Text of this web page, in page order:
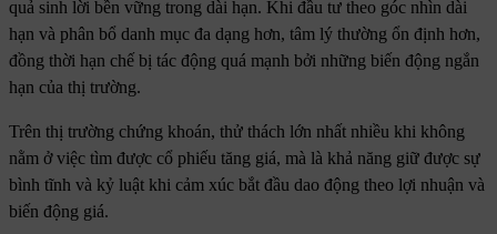
quả sinh lời bền vững trong dài hạn. Khi đầu tư theo góc nhìn dài
hạn và phân bổ danh mục đa dạng hơn, tâm lý thường ổn định hơn,
đồng thời hạn chế bị tác động quá mạnh bởi những biến động ngắn
hạn của thị trường.
Trên thị trường chứng khoán, thử thách lớn nhất nhiều khi không
nằm ở việc tìm được cổ phiếu tăng giá, mà là khả năng giữ được sự
bình tĩnh và kỷ luật khi cảm xúc bắt đầu dao động theo lợi nhuận và
biến động giá.